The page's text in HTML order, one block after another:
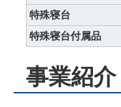
特殊寝台
特殊寝台付属品
事業紹